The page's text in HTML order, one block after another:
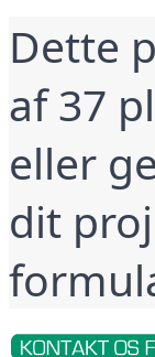
Dette
eller
dit